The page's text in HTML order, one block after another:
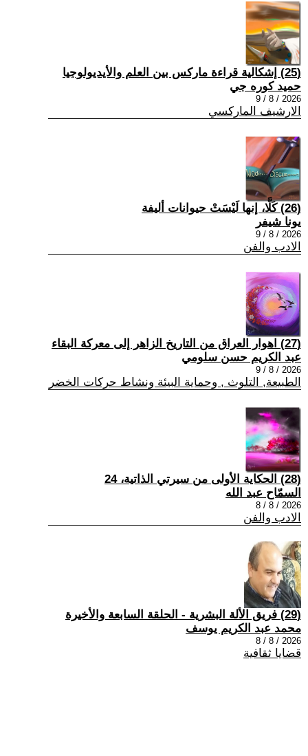
(25) إشكالية قراءة ماركس بين العلم والأيديولوجيا
حميد كوره جي
2026 / 8 / 9
الارشيف الماركسي
(26) كَلَّا، إنها لَيْسَتْ حيوانات أليفة
يونا شيفر
2026 / 8 / 9
الادب والفن
(27) اهوار العراق من التاريخ الزاهر إلى معركة البقاء
عبد الكريم حسن سلومي
2026 / 8 / 9
الطبيعة, التلوث , وحماية البيئة ونشاط حركات الخضر
(28) الحكاية الأولى من سيرتي الذاتية، 24
السمّاح عبد الله
2026 / 8 / 8
الادب والفن
(29) فريق الألة البشرية - الحلقة السابعة والأخيرة
محمد عبد الكريم يوسف
2026 / 8 / 8
قضايا ثقافية